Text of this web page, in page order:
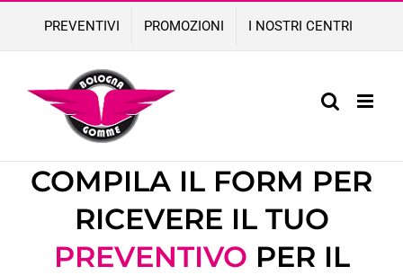
content
PREVENTIVI PROMOZIONI I NOSTRI CENTRI
COMPILA IL FORM PER
RICEVERE IL TUO
PREVENTIVO PER IL